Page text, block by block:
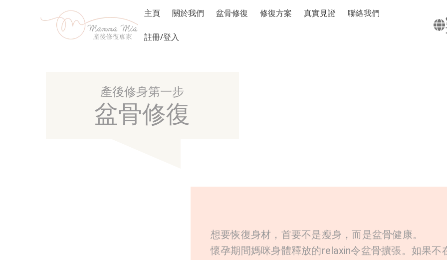
主頁 關於我們 盆骨修復 修復方案 真實見證 聯絡我們
註冊/登入
產後修身第一步
盆骨修復
想要恢復身材，首要不是瘦身，而是盆骨健康。
懷孕期間媽咪身體釋放的relaxin令盆骨擴張。如果不